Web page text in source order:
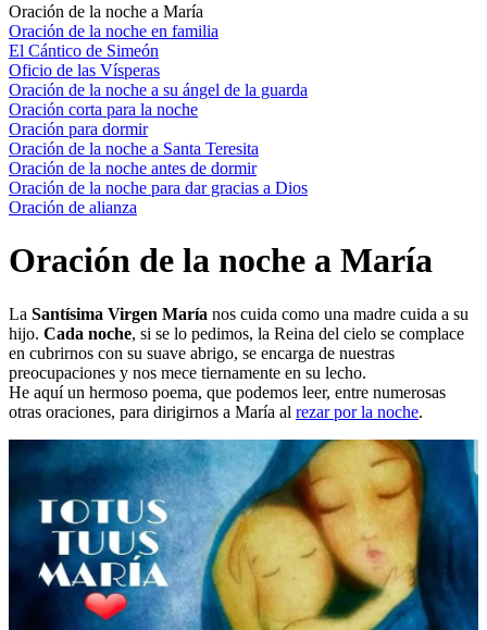
Oración de la noche a María
Oración de la noche en familia
El Cántico de Simeón
Oficio de las Vísperas
Oración de la noche a su ángel de la guarda
Oración corta para la noche
Oración para dormir
Oración de la noche a Santa Teresita
Oración de la noche antes de dormir
Oración de la noche para dar gracias a Dios
Oración de alianza
Oración de la noche a María
La Santísima Virgen María nos cuida como una madre cuida a su
hijo. Cada noche, si se lo pedimos, la Reina del cielo se complace
en cubrirnos con su suave abrigo, se encarga de nuestras
preocupaciones y nos mece tiernamente en su lecho.
He aquí un hermoso poema, que podemos leer, entre numerosas
otras oraciones, para dirigirnos a María al rezar por la noche.